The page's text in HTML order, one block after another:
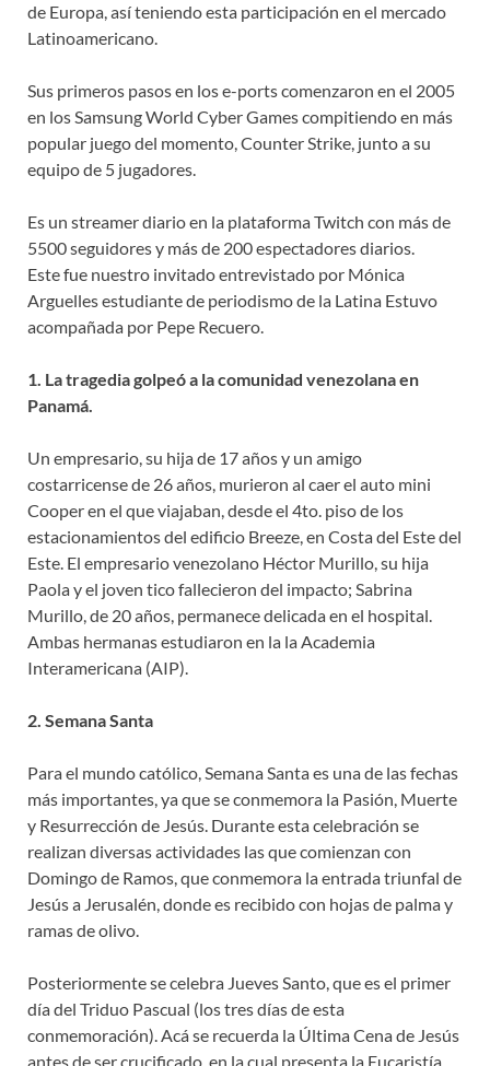
de Europa, así teniendo esta participación en el mercado
Latinoamericano.
Sus primeros pasos en los e-ports comenzaron en el 2005
en los Samsung World Cyber Games compitiendo en más
popular juego del momento, Counter Strike, junto a su
equipo de 5 jugadores.
Es un streamer diario en la plataforma Twitch con más de
5500 seguidores y más de 200 espectadores diarios.
Este fue nuestro invitado entrevistado por Mónica
Arguelles estudiante de periodismo de la Latina Estuvo
acompañada por Pepe Recuero.
1. La tragedia golpeó a la comunidad venezolana en
Panamá.
Un empresario, su hija de 17 años y un amigo
costarricense de 26 años, murieron al caer el auto mini
Cooper en el que viajaban, desde el 4to. piso de los
estacionamientos del edificio Breeze, en Costa del Este del
Este. El empresario venezolano Héctor Murillo, su hija
Paola y el joven tico fallecieron del impacto; Sabrina
Murillo, de 20 años, permanece delicada en el hospital.
Ambas hermanas estudiaron en la la Academia
Interamericana (AIP).
2. Semana Santa
Para el mundo católico, Semana Santa es una de las fechas
más importantes, ya que se conmemora la Pasión, Muerte
y Resurrección de Jesús. Durante esta celebración se
realizan diversas actividades las que comienzan con
Domingo de Ramos, que conmemora la entrada triunfal de
Jesús a Jerusalén, donde es recibido con hojas de palma y
ramas de olivo.
Posteriormente se celebra Jueves Santo, que es el primer
día del Triduo Pascual (los tres días de esta
conmemoración). Acá se recuerda la Última Cena de Jesús
antes de ser crucificado, en la cual presenta la Eucaristía,